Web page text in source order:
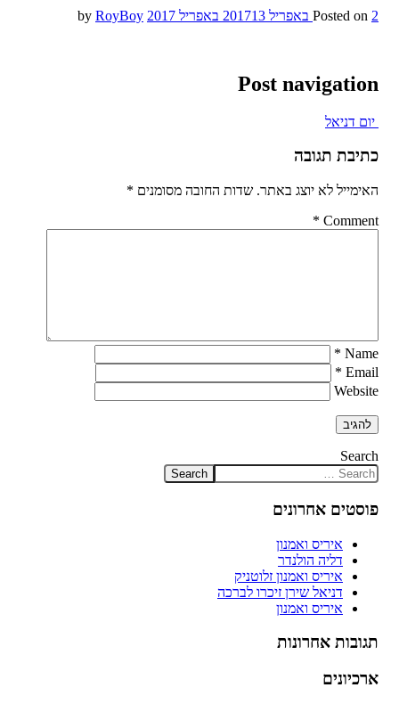
Posted on 2 באפריל 2017 13 באפריל 2017 RoyBoy
Post navigation
יום דניאל
כתיבת תגובה
האימייל לא יוצג באתר. שדות החובה מסומנים *
Comment
*
Name
*
Email
*
Website
Search
פוסטים אחרונים
איריס ואמנון
דליה הולנדר
איריס ואמנון זלוטניק
דניאל שירן זיכרו לברכה
איריס ואמנון
תגובות אחרונות
ארכיונים